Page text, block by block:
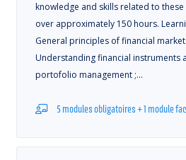
knowledge and skills related to
over approximately 150 hours.
General principles of financial
Understanding financial instruments
portofolio management ;…
5 modules obligatoires + 1 module